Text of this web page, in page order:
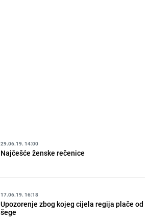
29.06.19. 14:00
Najčešće ženske rečenice
17.06.19. 16:18
Upozorenje zbog kojeg cijela regija plače od
šege